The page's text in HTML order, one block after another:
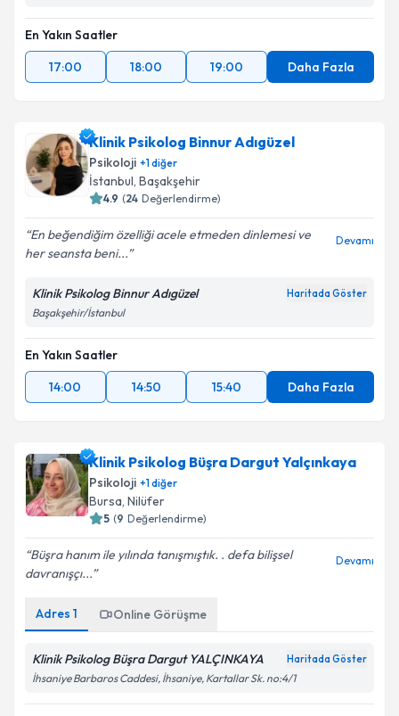
En Yakın Saatler
17:00
18:00 19:00 Daha Fazla
Klinik Psikolog Binnur Adıgüzel
Psikoloji +1diğer
İstanbul, Başakşehir
4.9 (24 Değerlendirme)
En beğendiğim özelliği acele etmeden dinlemesi ve
her seansta beni...
Devamı
Klinik Psikolog Binnur Adıgüzel Haritada Göster
Başakşehir/İstanbul
En Yakın Saatler
14:00
14:50 15:40 Daha Fazla
Klinik Psikolog Büşra Dargut Yalçınkaya
Psikoloji +1diğer
Bursa, Nilüfer
5 (9 Değerlendirme)
Büşra hanım ile yılında tanışmıştık. . defa bilişsel
davranışçı...
Devamı
Adres 1 Online Görüşme
Klinik Psikolog Büşra Dargut YALÇINKAYA Haritada Göster
İhsaniye Barbaros Caddesi, İhsaniye, Kartallar Sk. no:4/1